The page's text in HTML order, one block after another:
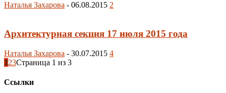
Наталья Захарова - 06.08.2015 2
Архитектурная секция 17 июля 2015 года
Наталья Захарова - 30.07.2015 4
1 23Страница 1 из 3
Ссылки